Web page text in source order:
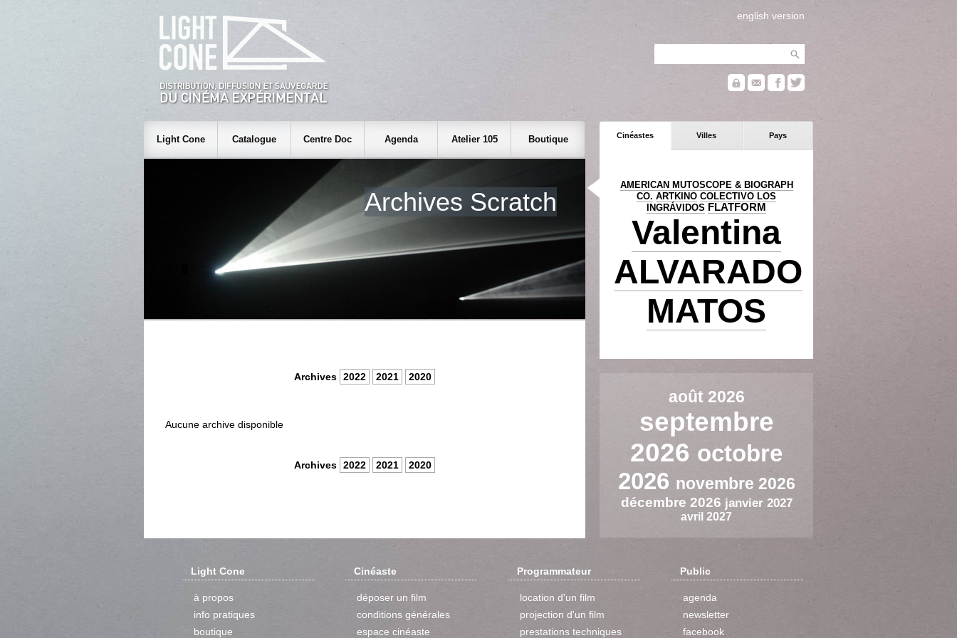
english version
Cinéastes Villes Pays
AMERICAN MUTOSCOPE & BIOGRAPH
CO. ARTKINO COLECTIVO LOS
INGRÁVIDOS FLATFORM
Valentina
ALVARADO
MATOS
août 2026
septembre
2026 octobre
2026 novembre 2026
décembre 2026 janvier 2027
avril 2027
Light Cone Catalogue Centre Doc Agenda Atelier 105 Boutique
Archives Scratch
Archives 2022 2021 2020
Aucune archive disponible
Archives 2022 2021 2020
Light Cone
à propos
info pratiques
boutique
Cinéaste
déposer un film
conditions générales
espace cinéaste
Programmateur
location d'un film
projection d'un film
prestations techniques
Public
agenda
newsletter
facebook